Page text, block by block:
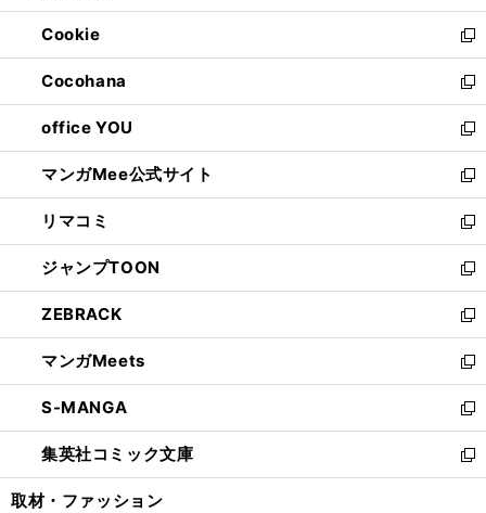
開
く
ウ
で
開
く
ン
ド
ウ
で
開
く
ウ
ィ
ン
ド
ウ
で
開
く
Cookie
新
し
い
ウ
ィ
ン
ド
ウ
で
開
く
Cocohana
新
し
い
ウ
ィ
ン
ド
ウ
で
開
く
office YOU
新
し
い
ウ
ィ
ン
ド
ウ
で
開
く
マンガMee公式サイト
新
し
い
ウ
ィ
ン
ド
ウ
で
開
く
リマコミ
新
し
い
ウ
ィ
ン
ド
ウ
で
開
く
ジャンプTOON
新
し
い
ウ
ィ
ン
ド
ウ
で
開
ZEBRACK
新
し
い
ウ
ィ
ン
ド
ウ
マンガMeets
新
し
い
ウ
ィ
ン
S-MANGA
新
し
い
ウ
集英社コミック文庫
新
し
取材・ファッション